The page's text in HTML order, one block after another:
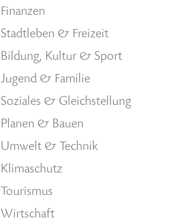
Finanzen
Stadtleben & Freizeit
Bildung, Kultur & Sport
Jugend & Familie
Soziales & Gleichstellung
Planen & Bauen
Umwelt & Technik
Klimaschutz
Tourismus
Wirtschaft